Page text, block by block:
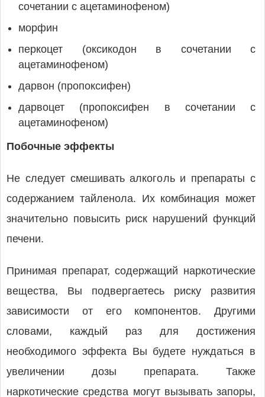
сочетании с ацетаминофеном)
морфин
перкоцет (оксикодон в сочетании с
ацетаминофеном)
дарвон (пропоксифен)
дарвоцет (пропоксифен в сочетании с
ацетаминофеном)
Побочные эффекты
Не следует смешивать алкоголь и препараты с
содержанием тайленола. Их комбинация может
значительно повысить риск нарушений функций
печени.
Принимая препарат, содержащий наркотические
вещества, Вы подвергаетесь риску развития
зависимости от его компонентов. Другими
словами, каждый раз для достижения
необходимого эффекта Вы будете нуждаться в
увеличении дозы препарата. Также
наркотические средства могут вызывать запоры,